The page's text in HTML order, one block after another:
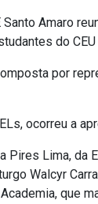
Santo Amaro
do
por
ocorreu a
Pires Lima, da
Walcyr
que